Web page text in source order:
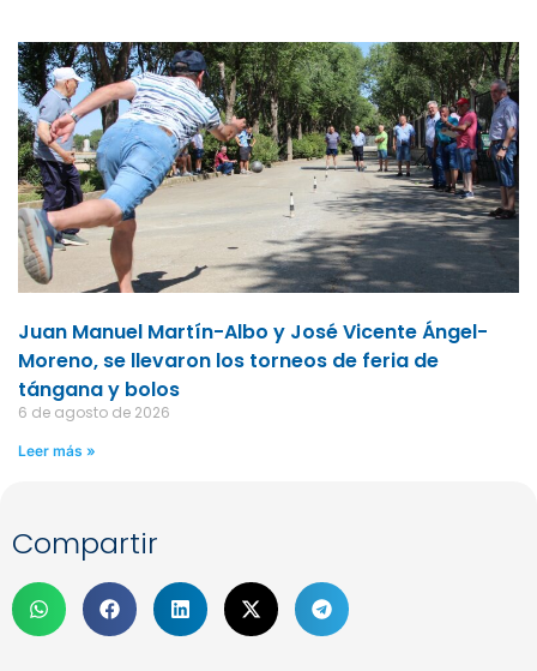
Juan Manuel Martín-Albo y José Vicente Ángel-
Moreno, se llevaron los torneos de feria de
tángana y bolos
6 de agosto de 2026
Leer más »
Compartir